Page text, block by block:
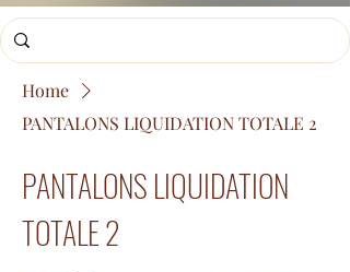
Home
PANTALONS LIQUIDATION TOTALE 2
PANTALONS LIQUIDATION
TOTALE 2